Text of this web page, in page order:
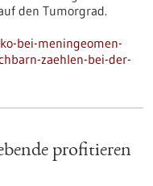
den Tumorgrad.
bei-meningeomen-
zaehlen-bei-der-
profitieren